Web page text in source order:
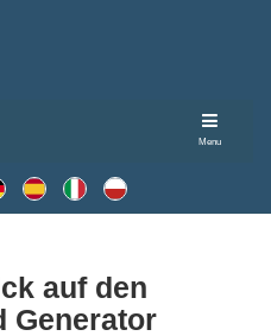
Menu
auf den
Generator